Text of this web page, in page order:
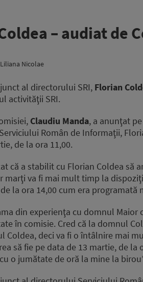
– audiat de
Liliana Nicolae
al directorului SRI, Florian
activităţii SRI.
Claudiu Manda, a anunţat
Român de Informaţii,
de la ora 11,00.
că a stabilit cu Florian Coldea să
marţi va fi mai mult timp la
la ora 14,00 cum era programată
din experienţa cu domnul
în comisie. Cred că la domnul
Coldea, deci va fi o întâlnire mai
să fie pe data de 13 martie, de
o jumătate de oră la mine la